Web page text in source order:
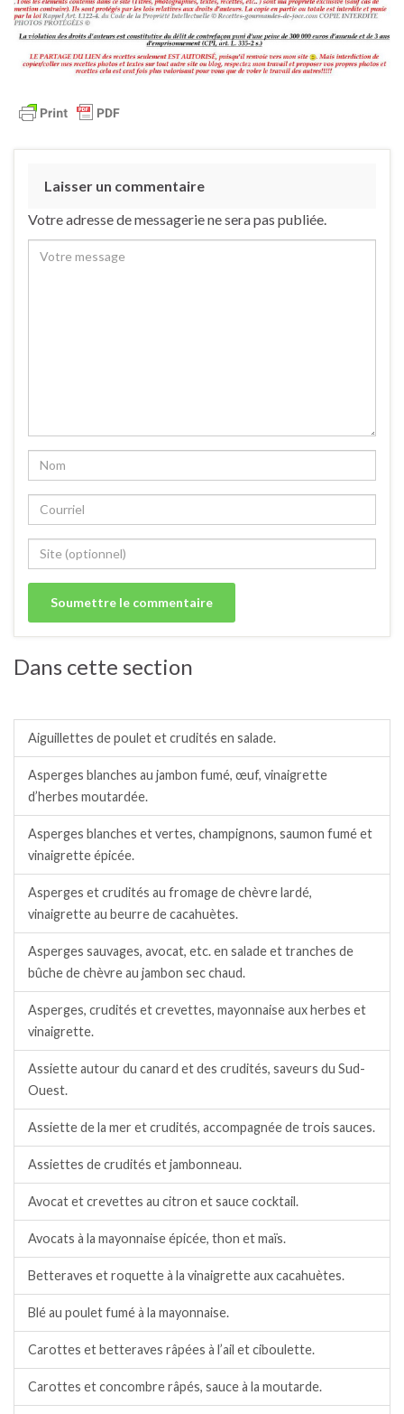
Laisser un commentaire
Votre adresse de messagerie ne sera pas publiée.
Dans cette section
Aiguillettes de poulet et crudités en salade.
Asperges blanches au jambon fumé, œuf, vinaigrette
d’herbes moutardée.
Asperges blanches et vertes, champignons, saumon fumé et
vinaigrette épicée.
Asperges et crudités au fromage de chèvre lardé,
vinaigrette au beurre de cacahuètes.
Asperges sauvages, avocat, etc. en salade et tranches de
bûche de chèvre au jambon sec chaud.
Asperges, crudités et crevettes, mayonnaise aux herbes et
vinaigrette.
Assiette autour du canard et des crudités, saveurs du Sud-
Ouest.
Assiette de la mer et crudités, accompagnée de trois sauces.
Assiettes de crudités et jambonneau.
Avocat et crevettes au citron et sauce cocktail.
Avocats à la mayonnaise épicée, thon et maïs.
Betteraves et roquette à la vinaigrette aux cacahuètes.
Blé au poulet fumé à la mayonnaise.
Carottes et betteraves râpées à l’ail et ciboulette.
Carottes et concombre râpés, sauce à la moutarde.